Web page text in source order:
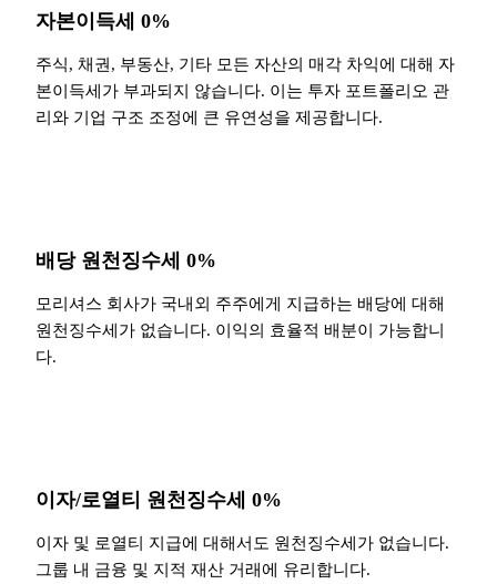
자본이득세 0%
주식, 채권, 부동산, 기타 모든 자산의 매각 차익에 대해 자
본이득세가 부과되지 않습니다. 이는 투자 포트폴리오 관
리와 기업 구조 조정에 큰 유연성을 제공합니다.
배당 원천징수세 0%
모리셔스 회사가 국내외 주주에게 지급하는 배당에 대해
원천징수세가 없습니다. 이익의 효율적 배분이 가능합니
다.
이자/로열티 원천징수세 0%
이자 및 로열티 지급에 대해서도 원천징수세가 없습니다.
그룹 내 금융 및 지적 재산 거래에 유리합니다.